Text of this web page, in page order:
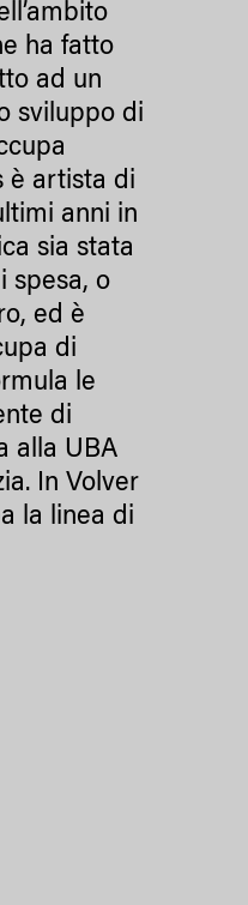
ha fatto
ad un
sviluppo di
è artista di
anni in
sia stata
spesa, o
ed è
di
le
di
alla UBA
In Volver
la linea di